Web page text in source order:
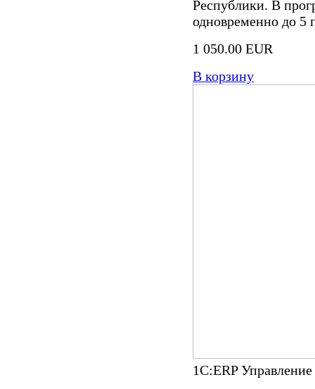
Республики. В
одновременно до 5
1 050.00 EUR
В корзину
1С:ERP